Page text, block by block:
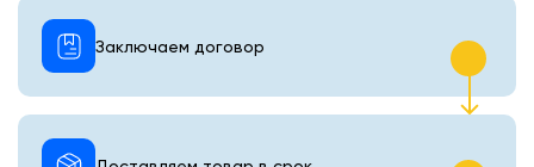
Заключаем договор